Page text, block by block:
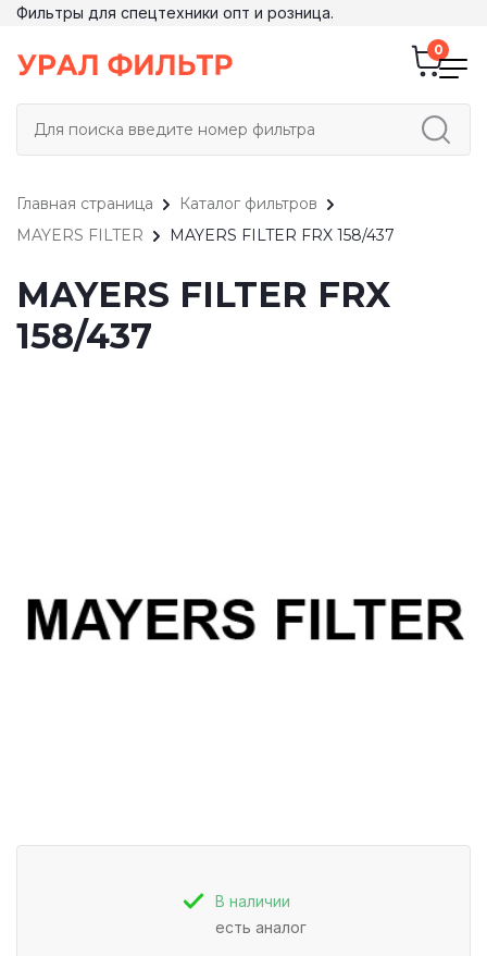
Фильтры для спецтехники опт и розница.
Главная страница
Каталог фильтров
MAYERS FILTER
MAYERS FILTER FRX 158/437
MAYERS FILTER FRX
158/437
В наличии
есть аналог